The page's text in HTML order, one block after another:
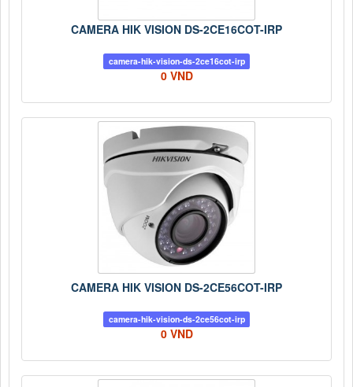
CAMERA HIK VISION DS-2CE16COT-IRP
camera-hik-vision-ds-2ce16cot-irp
0 VND
CAMERA HIK VISION DS-2CE56COT-IRP
camera-hik-vision-ds-2ce56cot-irp
0 VND